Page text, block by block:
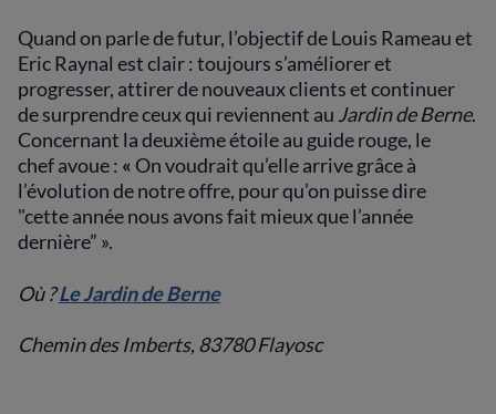
Quand on parle de futur, l’objectif de Louis Rameau et
Eric Raynal est clair : toujours s’améliorer et
progresser, attirer de nouveaux clients et continuer
de surprendre ceux qui reviennent au Jardin de Berne.
Concernant la deuxième étoile au guide rouge, le
chef avoue : « On voudrait qu’elle arrive grâce à
l’évolution de notre offre, pour qu’on puisse dire
"cette année nous avons fait mieux que l’année
dernière” ».
Où ?Le Jardin de Berne
Chemin des Imberts, 83780 Flayosc